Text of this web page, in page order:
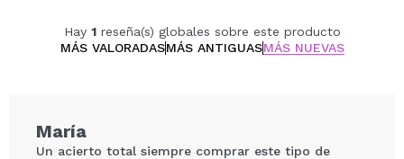
Hay 1reseña(s) globales sobre este producto
MÁS VALORADASMÁS ANTIGUASMÁS NUEVAS
María
Un acierto total siempre comprar este tipo de